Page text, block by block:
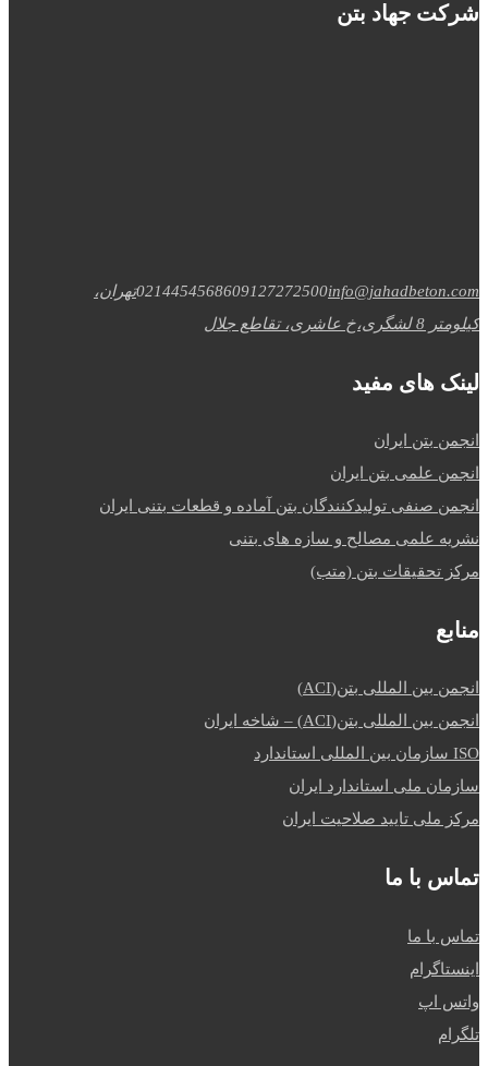
شرکت جهاد بتن
0214454568609127272500info@jahadbeton.com
تهران،
کیلومتر 8 لشگری،خ عاشری، تقاطع جلال
لینک های مفید
انجمن بتن ایران
انجمن علمی بتن ایران
انجمن صنفی تولیدکنندگان بتن آماده و قطعات بتنی ایران
نشریه علمی مصالح و سازه های بتنی
مرکز تحقیقات بتن (متب)
منابع
انجمن بین المللی بتن(ACI)
انجمن بین المللی بتن(ACI) – شاخه ایران
ISO سازمان بین المللی استاندارد
سازمان ملی استاندارد ایران
مرکز ملی تایید صلاحیت ایران
تماس با ما
تماس با ما
اینستاگرام
واتس اپ
تلگرام